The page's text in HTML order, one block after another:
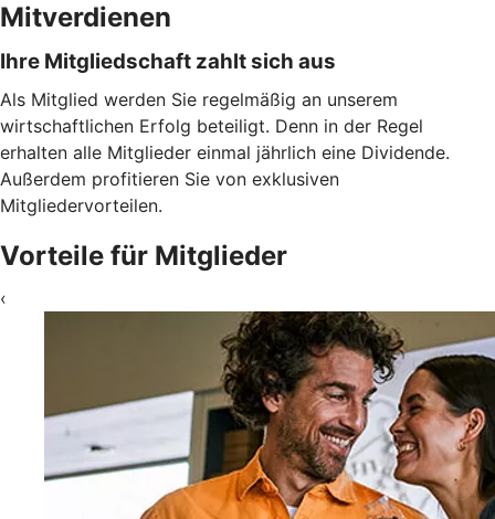
Mitverdienen
Ihre Mitgliedschaft zahlt sich aus
Als Mitglied werden Sie regelmäßig an unserem
wirtschaftlichen Erfolg beteiligt. Denn in der Regel
erhalten alle Mitglieder einmal jährlich eine Dividende.
Außerdem profitieren Sie von exklusiven
Mitgliedervorteilen.
Vorteile für Mitglieder
‹